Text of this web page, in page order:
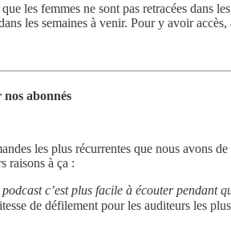
les femmes ne sont pas retracées dans
les semaines à venir. Pour y avoir accès,
nos abonnés
les plus récurrentes que nous avons
raisons à ça :
c’est plus facile à écouter pendant
de défilement pour les auditeurs les